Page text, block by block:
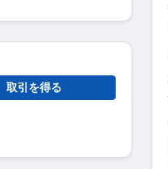
取引を得る